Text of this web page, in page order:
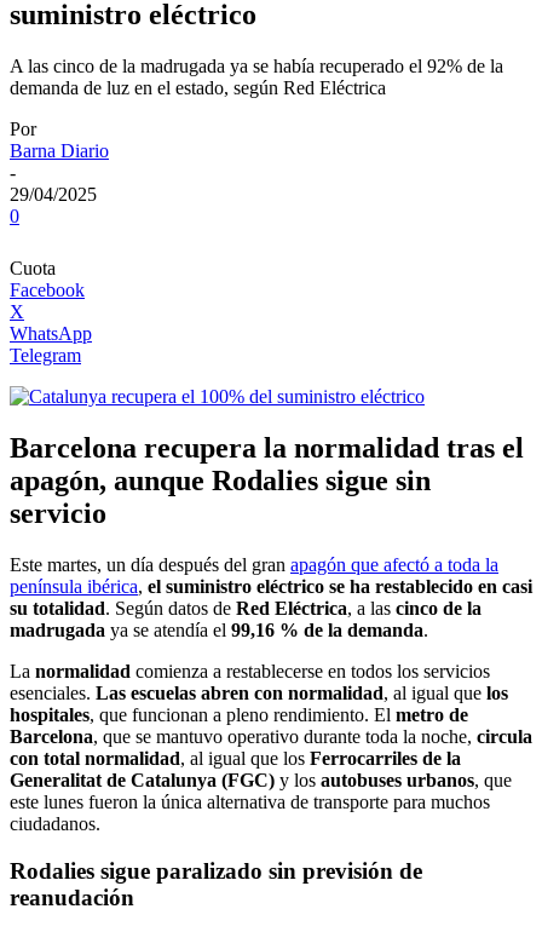
suministro eléctrico
A las cinco de la madrugada ya se había recuperado el 92% de la
demanda de luz en el estado, según Red Eléctrica
Por
Barna Diario
-
29/04/2025
0
Cuota
Facebook
X
WhatsApp
Telegram
Barcelona recupera la normalidad tras el
apagón, aunque Rodalies sigue sin
servicio
Este martes, un día después del gran apagón que afectó a toda la
península ibérica, el suministro eléctrico se ha restablecido en casi
su totalidad. Según datos de Red Eléctrica, a las cinco de la
madrugada ya se atendía el 99,16 % de la demanda.
La normalidad comienza a restablecerse en todos los servicios
esenciales. Las escuelas abren con normalidad, al igual que los
hospitales, que funcionan a pleno rendimiento. El metro de
Barcelona, que se mantuvo operativo durante toda la noche, circula
con total normalidad, al igual que los Ferrocarriles de la
Generalitat de Catalunya (FGC) y los autobuses urbanos, que
este lunes fueron la única alternativa de transporte para muchos
ciudadanos.
Rodalies sigue paralizado sin previsión de
reanudación